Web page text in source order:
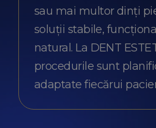
sau mai multor dinți
soluții stabile,
natural. La DENT
procedurile sunt
adaptate fiecărui